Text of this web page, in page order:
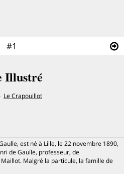
#1
Illustré
Le Crapouillot
est né à Lille, le 22 novembre 1890,
de Gaulle, professeur, de
Malgré la particule, la famille de